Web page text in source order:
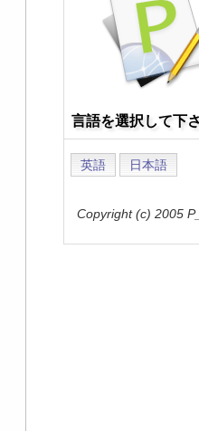
言語を選択して下
英語 日本語
Copyright (c) 2005